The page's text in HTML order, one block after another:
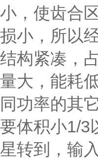
小，使齿合
损小，所以
结构紧凑，
量大，能耗
同功率的其
要体积小1/3
星转到，输